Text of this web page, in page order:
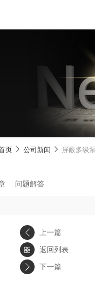
页 公司新闻
屏蔽多级
问题解答
上一篇
返回列表
下一篇